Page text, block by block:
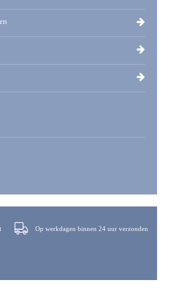
Op werkdagen binnen 24 uur verzonden